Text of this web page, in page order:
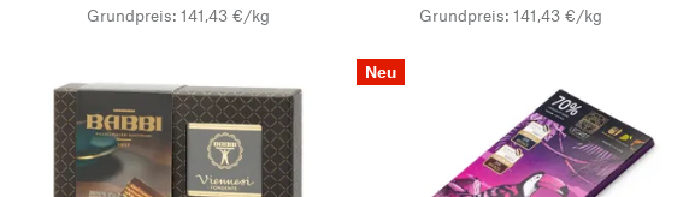
Grundpreis: 141,43 €/kg Grundpreis: 141,43 €/kg
Neu